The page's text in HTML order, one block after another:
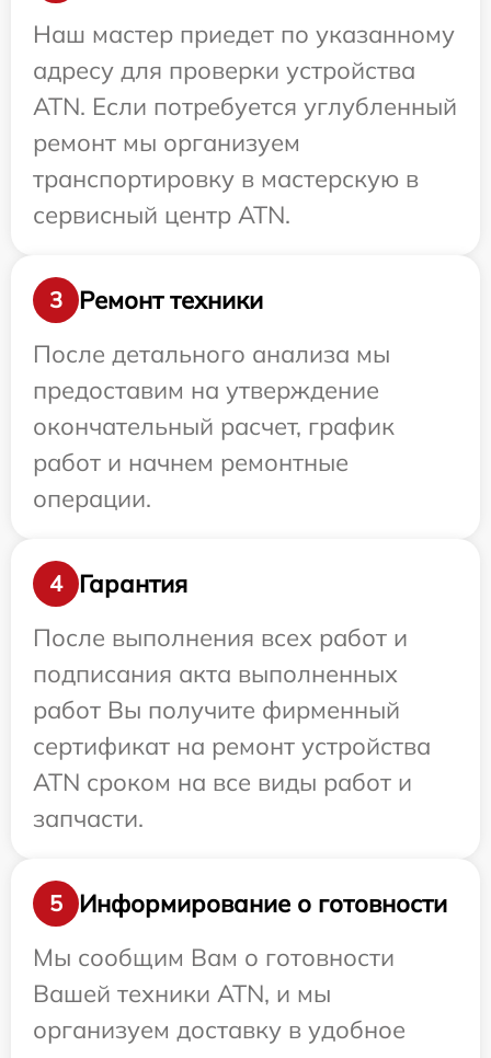
Наш мастер приедет по указанному
адресу для проверки устройства
ATN. Если потребуется углубленный
ремонт мы организуем
транспортировку в мастерскую в
сервисный центр ATN.
3
Ремонт техники
После детального анализа мы
предоставим на утверждение
окончательный расчет, график
работ и начнем ремонтные
операции.
4
Гарантия
После выполнения всех работ и
подписания акта выполненных
работ Вы получите фирменный
сертификат на ремонт устройства
ATN сроком на все виды работ и
запчасти.
5
Информирование о готовности
Мы сообщим Вам о готовности
Вашей техники ATN, и мы
организуем доставку в удобное